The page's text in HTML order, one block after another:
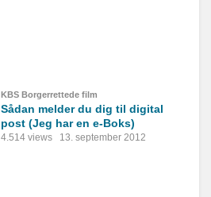
KBS Borgerrettede film
Sådan melder du dig til digital
post (Jeg har en e-Boks)
4.514 views 13. september 2012